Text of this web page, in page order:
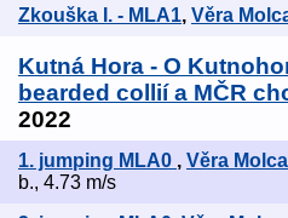
Zkouška I. - MLA1, Věra
Kutná Hora - O
bearded collií a MČR
2022
1. jumping MLA0 , Věra
b., 4.73 m/s